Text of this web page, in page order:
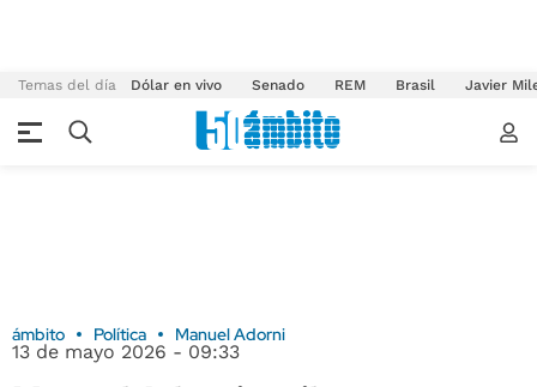
Temas del día Dólar en vivo Senado REM Brasil Javier
ámbito Política Manuel Adorni
13 de mayo 2026 - 09:33